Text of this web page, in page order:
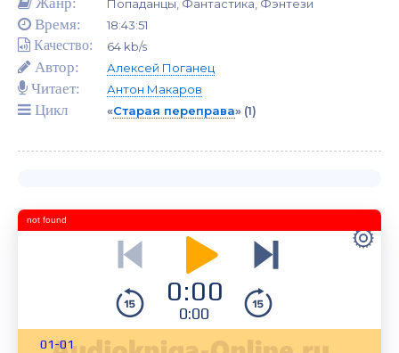
Попаданцы, Фантастика, Фэнтези
Время: 18:43:51
Качество: 64 kb/s
Автор: Алексей Поганец
Читает: Антон Макаров
Цикл «Старая переправа» (1)
0:00
0:00
01-01
not found